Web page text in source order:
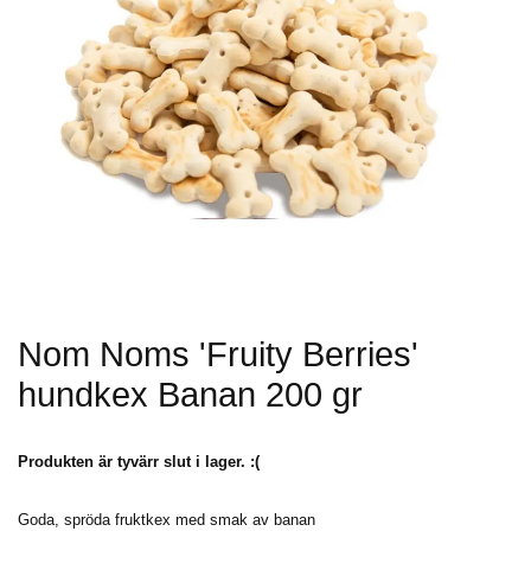
Nom Noms 'Fruity Berries'
hundkex Banan 200 gr
Produkten är tyvärr slut i lager. :(
Goda, spröda fruktkex med smak av banan